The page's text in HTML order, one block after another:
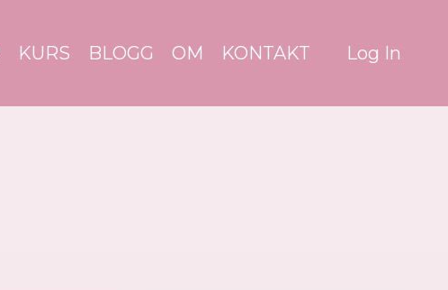
KURS BLOGG OM KONTAKT Log In